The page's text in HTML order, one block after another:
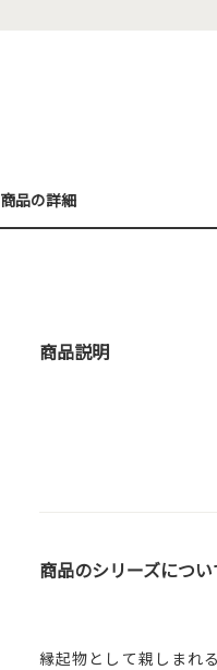
商品の詳細
商品説明
商品のシリーズについ
縁起物として親しまれ